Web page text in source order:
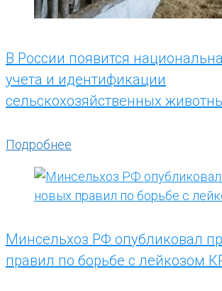
В России появится
учета и идентификации
сельскохозяйственных
Подробнее
Минсельхоз РФ опубликовал
правил по борьбе с лейкозом